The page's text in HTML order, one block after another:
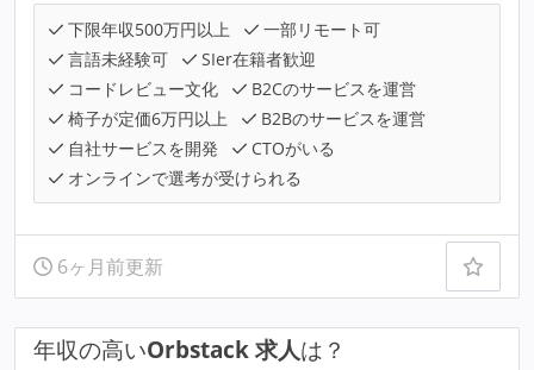
下限年収500万円以上
一部リモート可
言語未経験可
SIer在籍者歓迎
コードレビュー文化
B2Cのサービスを運営
椅子が定価6万円以上
B2Bのサービスを運営
自社サービスを開発
CTOがいる
オンラインで選考が受けられる
6ヶ月前更新
年収の高いOrbstack 求人は？